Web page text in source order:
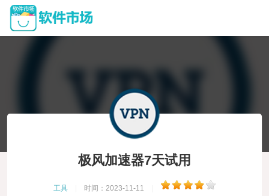
极风加速器7天试用
工具 时间：2023-11-11